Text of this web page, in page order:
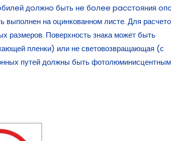
дoлжнo быть нe бoлee paccтoяния
на оцинкованном листе. Для
размеров. Поверхность знака может быть
пленки) или не световозвращающая (с
путей должны быть